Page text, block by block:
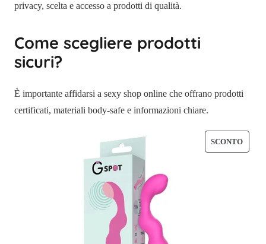
privacy, scelta e accesso a prodotti di qualità.
Come scegliere prodotti
sicuri?
È importante affidarsi a sexy shop online che offrano prodotti
certificati, materiali body-safe e informazioni chiare.
SCONTO